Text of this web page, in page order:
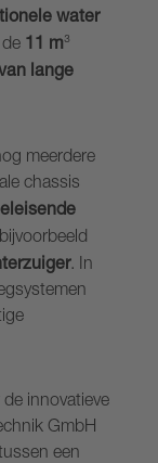
water
11 m³
lange
meerdere
chassis
. In
innovatieve
GmbH
een